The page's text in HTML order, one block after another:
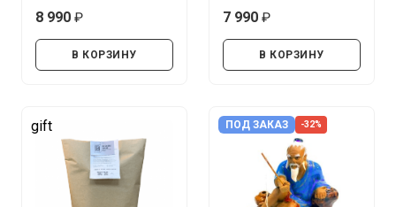
8 990
В КОРЗИНУ
7 990
В КОРЗИНУ
gift ПОД ЗАКАЗ -32%